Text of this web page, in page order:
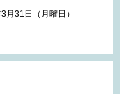
31日（月曜日）